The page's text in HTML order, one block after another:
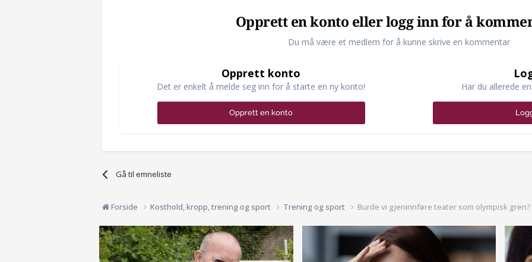
Opprett en konto eller logg inn for å
Du må være et medlem for å kunne skrive en kommentar
Opprett konto
Det er enkelt å melde seg inn for å starte en ny konto!
Opprett en konto
Har du allerede
Gå til emneliste
Forside Kosthold, kropp, trening og sport Trening og sport Burde vi gjeninnføre teater som olympisk gren?